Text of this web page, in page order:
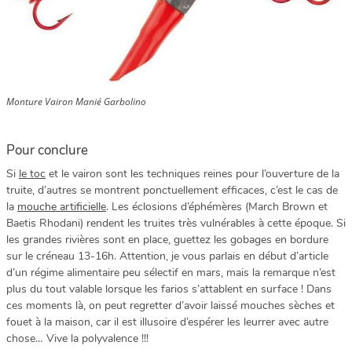
Monture Vairon Manié Garbolino
Pour conclure
Si le toc et le vairon sont les techniques reines pour l’ouverture de la
truite, d’autres se montrent ponctuellement efficaces, c’est le cas de
la mouche artificielle. Les éclosions d’éphémères (March Brown et
Baetis Rhodani) rendent les truites très vulnérables à cette époque. Si
les grandes rivières sont en place, guettez les gobages en bordure
sur le créneau 13-16h. Attention, je vous parlais en début d’article
d’un régime alimentaire peu sélectif en mars, mais la remarque n’est
plus du tout valable lorsque les farios s’attablent en surface ! Dans
ces moments là, on peut regretter d’avoir laissé mouches sèches et
fouet à la maison, car il est illusoire d’espérer les leurrer avec autre
chose… Vive la polyvalence !!!